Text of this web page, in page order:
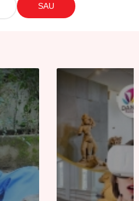
SAU